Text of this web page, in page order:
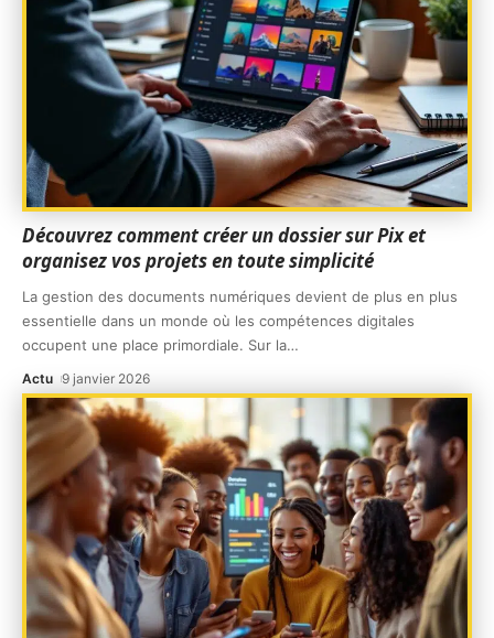
Découvrez comment créer un dossier sur Pix et
organisez vos projets en toute simplicité
La gestion des documents numériques devient de plus en plus
essentielle dans un monde où les compétences digitales
occupent une place primordiale. Sur la…
Actu 9 janvier 2026